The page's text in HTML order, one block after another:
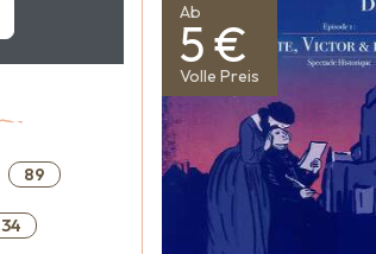
89
34
Ab
5 €
Volle Preis